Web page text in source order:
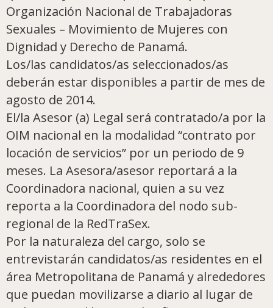
Organización Nacional de Trabajadoras
Sexuales – Movimiento de Mujeres con
Dignidad y Derecho de Panamá.
Los/las candidatos/as seleccionados/as
deberán estar disponibles a partir de mes de
agosto de 2014.
El/la Asesor (a) Legal será contratado/a por la
OIM nacional en la modalidad “contrato por
locación de servicios” por un periodo de 9
meses. La Asesora/asesor reportará a la
Coordinadora nacional, quien a su vez
reporta a la Coordinadora del nodo sub-
regional de la RedTraSex.
Por la naturaleza del cargo, solo se
entrevistarán candidatos/as residentes en el
área Metropolitana de Panamá y alrededores
que puedan movilizarse a diario al lugar de